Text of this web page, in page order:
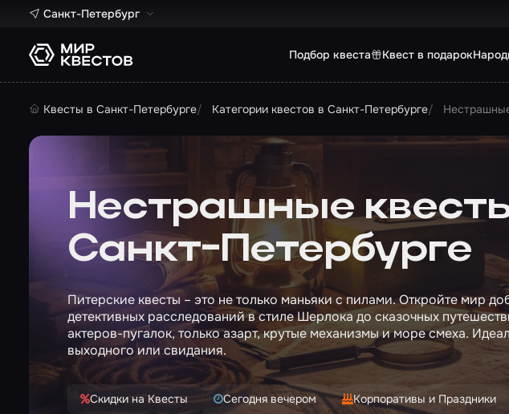
Санкт-Петербург
Подбор квеста Квест в подарок
Квесты в Санкт-Петербурге Категории квестов в Санкт-Петербурге
Нестрашные
Санкт-Петербурге
Питерские квесты – это не только маньяки с пилами. Откройте мир
детективных расследований в стиле Шерлока до сказочных
актеров-пугалок, только азарт, крутые механизмы и море смеха.
выходного или свидания.
Скидки на Квесты Сегодня вечером Корпоративы и Праздники